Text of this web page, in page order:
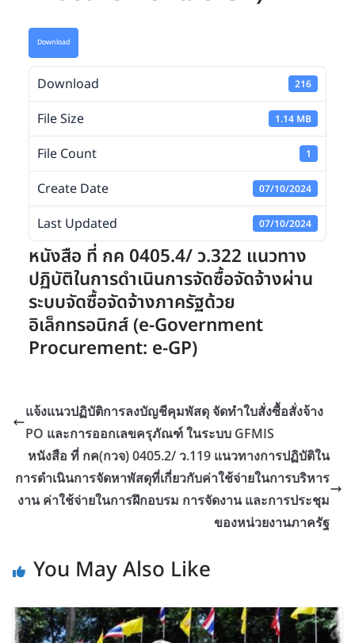
Download
Download 216
File Size 1.14 MB
File Count 1
Create Date 07/10/2024
Last Updated 07/10/2024
หนังสือ ที่ กค 0405.4/ ว.322 แนวทาง
ปฏิบัติในการดำเนินการจัดซื้อจัดจ้างผ่าน
ระบบจัดซื้อจัดจ้างภาครัฐด้วย
อิเล็กทรอนิกส์ (e-Government
Procurement: e-GP)
แจ้งแนวปฏิบัติการลงบัญชีคุมพัสดุ จัดทำใบสั่งซื้อสั่งจ้าง
PO และการออกเลขครุภัณฑ์ ในระบบ GFMIS
หนังสือ ที่ กค(กวจ) 0405.2/ ว.119 แนวทางการปฏิบัติใน
การดำเนินการจัดหาพัสดุที่เกี่ยวกับค่าใช้จ่ายในการบริหาร
งาน ค่าใช้จ่ายในการฝึกอบรม การจัดงาน และการประชุม
ของหน่วยงานภาครัฐ
You May Also Like